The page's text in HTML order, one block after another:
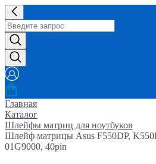
Главная
Каталог
Шлейфы матриц для ноутбуков
Шлейф матрицы Asus F550DP,
01G9000, 40pin